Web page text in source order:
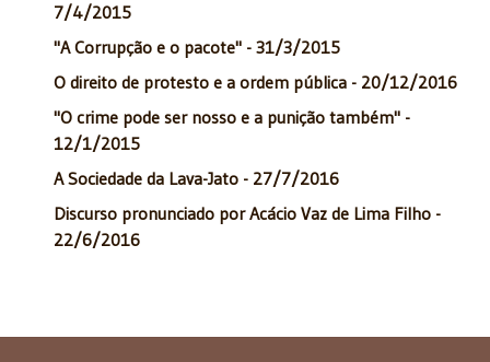
7/4/2015
"A Corrupção e o pacote" - 31/3/2015
O direito de protesto e a ordem pública - 20/12/2016
"O crime pode ser nosso e a punição também" -
12/1/2015
A Sociedade da Lava-Jato - 27/7/2016
Discurso pronunciado por Acácio Vaz de Lima Filho -
22/6/2016